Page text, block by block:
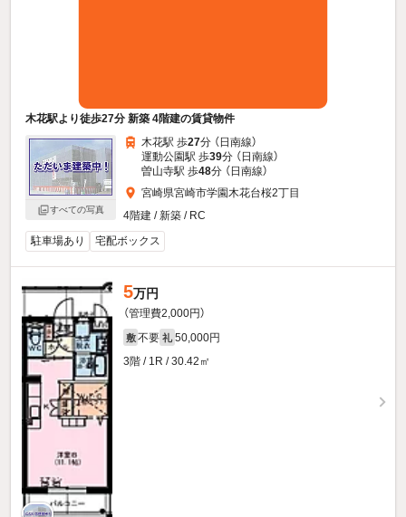
木花駅より徒歩27分 新築 4階建の賃貸物件
すべての写真
木花駅 歩27分 （日南線）
運動公園駅 歩39分 （日南線）
曽山寺駅 歩48分 （日南線）
宮崎県宮崎市学園木花台桜2丁目
4階建 / 新築 / RC
駐車場あり
宅配ボックス
5万円
（管理費2,000円）
敷 不要 礼 50,000円
3階 / 1R / 30.42㎡